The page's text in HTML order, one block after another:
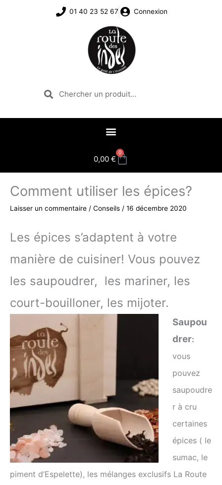
01 40 23 52 67 Connexion
RechercherRechercher
0,00 €
0
Panier
Comment utiliser les épices?
Laisser un commentaire / Conseils / 16 décembre 2020
Les épices s’adaptent à votre
manière de cuisiner! Vous pouvez
les saupoudrer,
les mariner, les
court-bouilloner, les mijoter.
Saupou
drer:
vous
pouvez
saupoudre
r à cru
certaines
épices ( le
sumac, le
piment d’Espelette), les mélanges exclusifs La Route